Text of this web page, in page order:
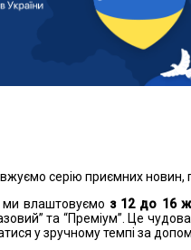
серію приємних новин,
ми влаштовуємо з 12 до 16
та “Преміум”. Це
у зручному темпі за